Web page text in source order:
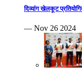
दिव्यांग खेलकूट
— Nov 26 2024